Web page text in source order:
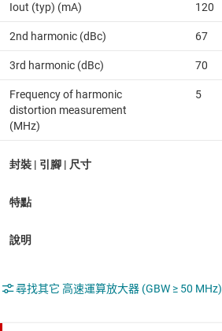
Iout (typ) (mA) 120
2nd harmonic (dBc) 67
3rd harmonic (dBc) 70
Frequency of harmonic
distortion measurement
(MHz)
5
尋找其它 高速運算放大器 (GBW ≥ 50 MHz)